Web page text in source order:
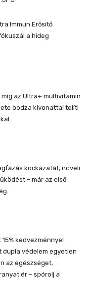
Immun Erősítő
a hideg
az Ultra+ multivitamin
bodza kivonattal telíti
kockázatát, növeli
– már az első
kedvezménnyel
védelem egyetlen
az egészséget,
ér – spórolj a